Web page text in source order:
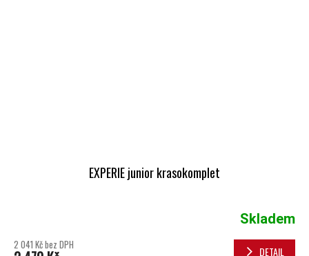
EXPERIE junior krasokomplet
Skladem
2 041 Kč bez DPH DETAIL